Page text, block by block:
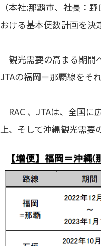
（本社:那覇市、社長：
おける基本便数計画を決
観光需要の高まる期間
JTAの福岡＝那覇線をそ
RAC 、JTAは、全国に
上、そして沖縄観光需要